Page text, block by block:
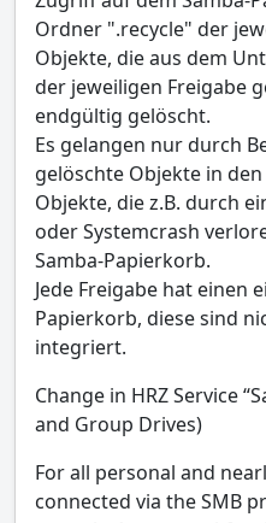
Ordner ".recycle" der
Objekte, die aus dem
der jeweiligen Freigabe
endgültig gelöscht.
Es gelangen nur durch
gelöschte Objekte in
Objekte, die z.B. durch
oder Systemcrash
Samba-Papierkorb.
Jede Freigabe hat einen
Papierkorb, diese sind
integriert.
Change in HRZ Service
and Group Drives)
For all personal and
connected via the SMB